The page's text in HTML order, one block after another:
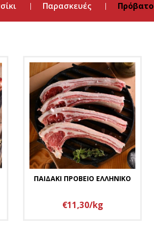
Παρασκευές Πρόβατο
ΠΑΙΔΑΚΙ ΠΡΟΒΕΙΟ ΕΛΛΗΝΙΚΟ
€11,30/kg